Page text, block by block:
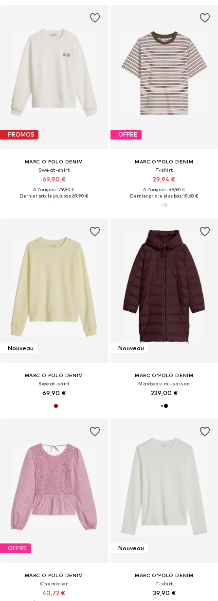
PROMOS
MARC O'POLO DENIM
Sweat-shirt
69,90 €
À l'origine : 79,90 €
Dernier prix le plus bas :69,90 €
OFFRE
MARC O'POLO DENIM
T-shirt
29,94 €
À l'origine : 49,90 €
Dernier prix le plus bas :18,68 €
Nouveau
MARC O'POLO DENIM
Sweat-shirt
69,90 €
Nouveau
MARC O'POLO DENIM
Manteau mi-saison
239,00 €
OFFRE
MARC O'POLO DENIM
Chemisier
40,72 €
Nouveau
MARC O'POLO DENIM
T-shirt
39,90 €